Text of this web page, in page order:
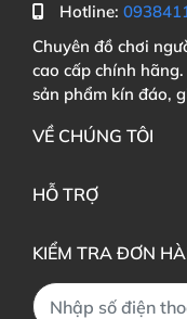
Hotline:
Chuyên đồ chơi
cao cấp chính
sản phẩm kín đáo,
VỀ CHÚNG TÔI
HỖ TRỢ
KIỂM TRA ĐƠN